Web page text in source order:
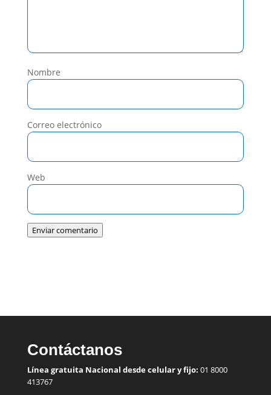
Nombre
Correo electrónico
Web
Enviar comentario
Contáctanos
Línea gratuita Nacional desde celular y fijo: 01 8000
413767